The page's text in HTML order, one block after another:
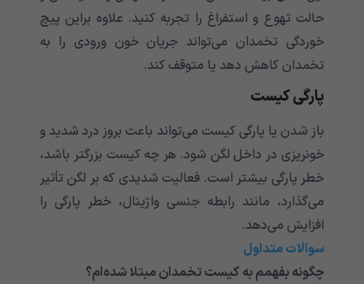
حالت تهوع و استفراغ را تجربه کنید. علاوه براین پیچ
خوردگی تخمدان می‌تواند جریان خون ورودی را به
تخمدان کاهش دهد یا متوقف کند.
پارگی کیست
باز شدن یا پارگی کیست می‌تواند باعث بروز درد شدید و
خونریزی در داخل لگن شود. هر چه کیست بزرگتر باشد،
خطر پارگی بیشتر است. فعالیت شدیدی که بر لگن تأثیر
می‌گذارد، مانند رابطه جنسی واژینال، خطر پارگی را
افزایش می‌دهد.
سوالات متداول
چگونه بفهمم به کیست تخمدان مبتلا شده‌ام؟